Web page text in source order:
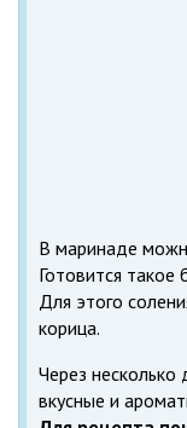
В маринаде
Готовится
Для этого
корица.
Через
вкусные и